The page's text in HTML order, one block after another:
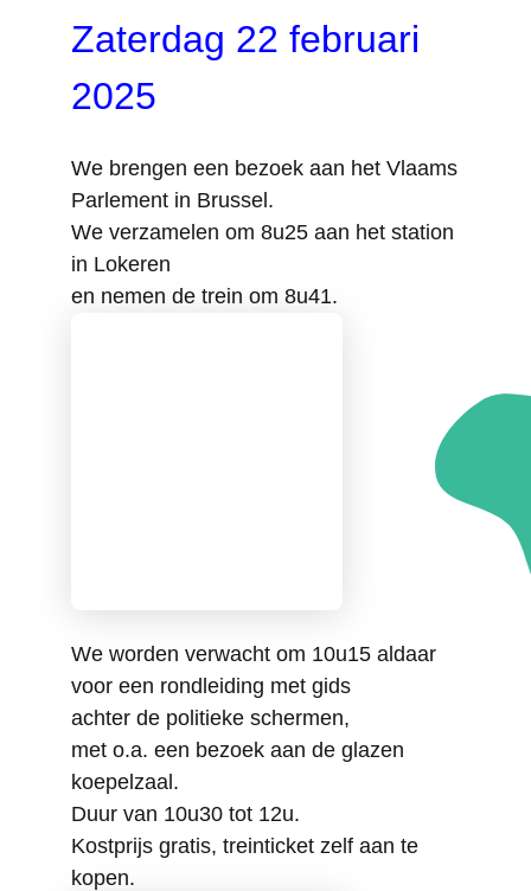
Zaterdag 22 februari
2025
We brengen een bezoek aan het Vlaams
Parlement in Brussel.
We verzamelen om 8u25 aan het station
in Lokeren
en nemen de trein om 8u41.
We worden verwacht om 10u15 aldaar
voor een rondleiding met gids
achter de politieke schermen,
met o.a. een bezoek aan de glazen
koepelzaal.
Duur van 10u30 tot 12u.
Kostprijs gratis, treinticket zelf aan te
kopen.